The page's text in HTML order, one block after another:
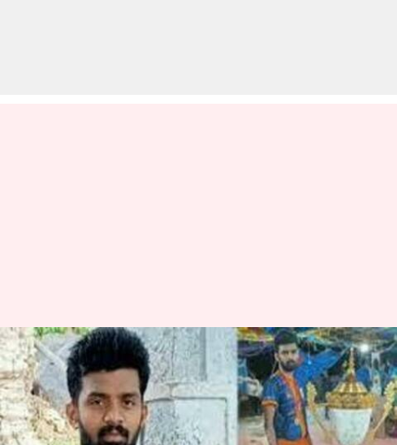
கரூர் மாவட்ட குளித்தலை
கபடி போட்டியில் பங்கேற்ற
இளைஞர் திடீர் மரணம் -
தமிழக முதல்வர் இரங்கல்